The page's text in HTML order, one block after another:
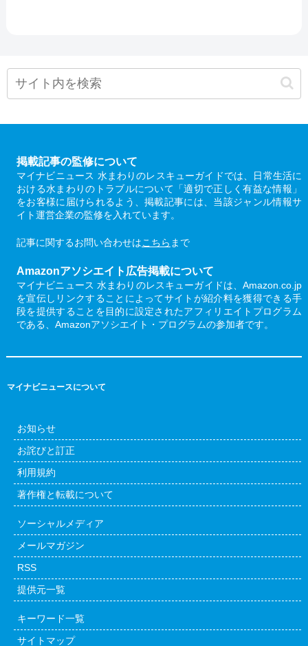
掲載記事の監修について
マイナビニュース 水まわりのレスキューガイドでは、日常生活に
おける水まわりのトラブルについて「適切で正しく有益な情報」
をお客様に届けられるよう、掲載記事には、当該ジャンル情報サ
イト運営企業の監修を入れています。
記事に関するお問い合わせはこちら まで
Amazonアソシエイト広告掲載について
マイナビニュース 水まわりのレスキューガイドは、Amazon.co.jp
を宣伝しリンクすることによってサイトが紹介料を獲得できる手
段を提供することを目的に設定されたアフィリエイトプログラム
である、Amazonアソシエイト・プログラムの参加者です。
マイナビニュースについて
お知らせ
お詫びと訂正
利用規約
著作権と転載について
ソーシャルメディア
メールマガジン
RSS
提供元一覧
キーワード一覧
サイトマップ